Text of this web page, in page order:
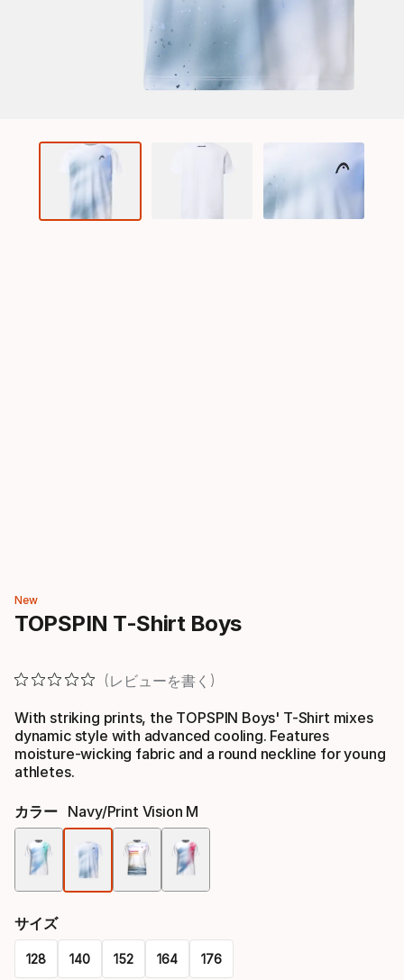
New
TOPSPIN T-Shirt Boys
レビューを書く
With striking prints, the TOPSPIN Boys' T-Shirt mixes
dynamic style with advanced cooling. Features
moisture-wicking fabric and a round neckline for young
athletes.
カラー Navy/print Vision M
プ
シ
サイズ
128 140 152 164 176